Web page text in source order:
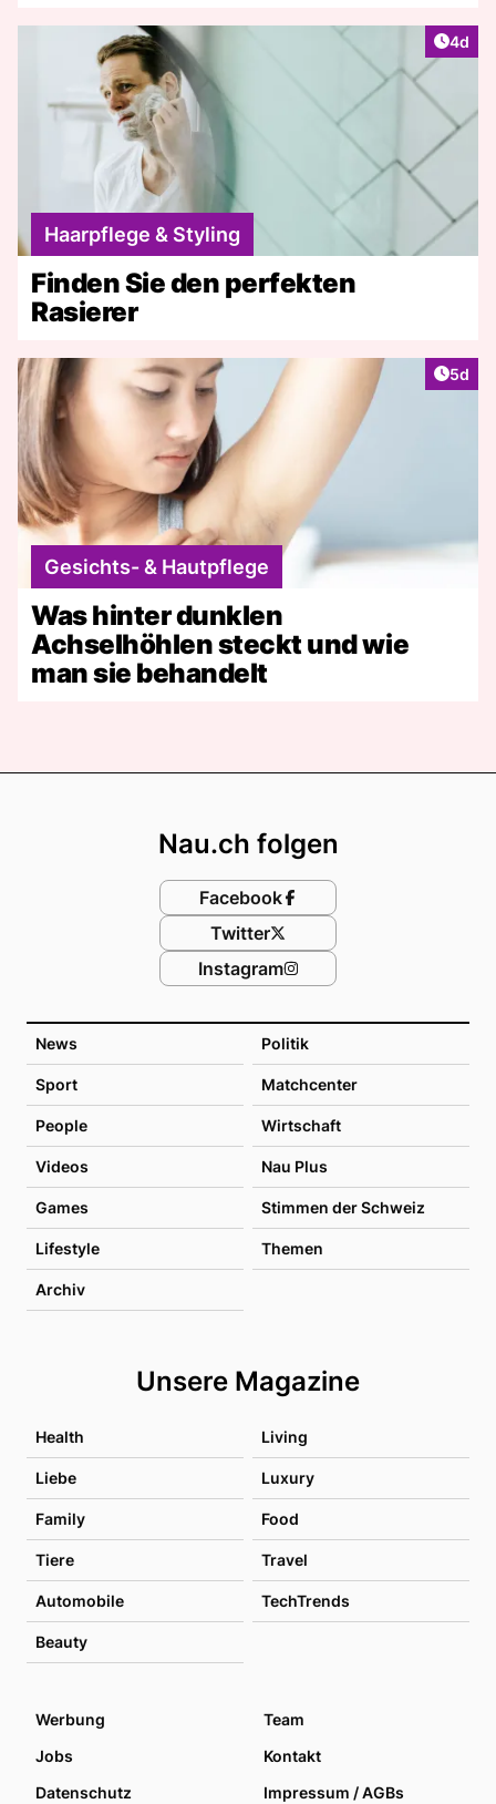
4d
Haarpflege & Styling
Finden Sie den perfekten
Rasierer
5d
Gesichts- & Hautpflege
Was hinter dunklen
Achselhöhlen steckt und wie
man sie behandelt
News Politik
Sport Matchcenter
People Wirtschaft
Videos Nau Plus
Games Stimmen der Schweiz
Lifestyle Themen
Archiv
Unsere Magazine
Health Living
Liebe Luxury
Family Food
Tiere Travel
Automobile TechTrends
Beauty
Nau.ch folgen
Facebook
Twitter
Instagram
Werbung
Team
Jobs
Kontakt
Datenschutz
Impressum / AGBs